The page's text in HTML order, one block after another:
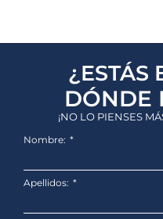
¿ESTÁS
DÓNDE
¡NO LO PIENSES
Nombre:
Apellidos: